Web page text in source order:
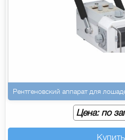
Рентгеновский аппарат для
Цена: по
Купить